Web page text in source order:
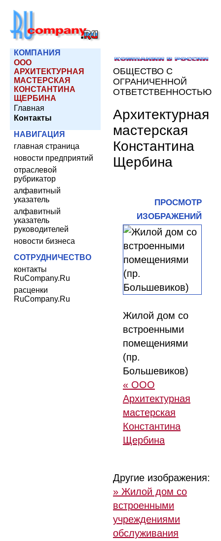
КОМПАНИЯ
ООО
АРХИТЕКТУРНАЯ
МАСТЕРСКАЯ
КОНСТАНТИНА
ЩЕРБИНА
Главная
Контакты
НАВИГАЦИЯ
главная страница
новости предприятий
отраслевой
рубрикатор
алфавитный
указатель
алфавитный
указатель
руководителей
новости бизнеса
СОТРУДНИЧЕСТВО
контакты
RuCompany.Ru
расценки
RuCompany.Ru
ОБЩЕСТВО С
ОГРАНИЧЕННОЙ
ОТВЕТСТВЕННОСТЬЮ
Архитектурная
мастерская
Константина
Щербина
ПРОСМОТР
ИЗОБРАЖЕНИЙ
Жилой дом со
встроенными
помещениями
(пр.
Большевиков)
« ООО
Архитектурная
мастерская
Константина
Щербина
Другие изображения:
» Жилой дом со
встроенными
учреждениями
обслуживания